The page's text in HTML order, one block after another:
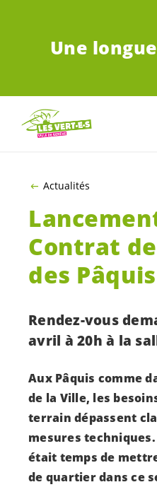
Une
Actualités
Contrat
des Pâquis
Rendez-vous
avril à 20h à la
Aux Pâquis comme
de la Ville, les
terrain dépassent
mesures
était temps de
de quartier dans ce